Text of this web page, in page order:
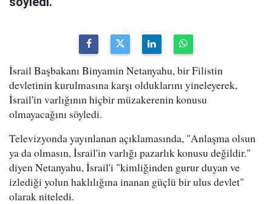
İsrail Başbakanı Binyamin Netanyahu, bir Filistin
devletinin kurulmasına karşı olduklarını yineleyerek,
İsrail'in varlığının hiçbir müzakerenin konusu
olmayacağını söyledi.
Televizyonda yayınlanan açıklamasında, "Anlaşma olsun
ya da olmasın, İsrail'in varlığı pazarlık konusu değildir."
diyen Netanyahu, İsrail'i "kimliğinden gurur duyan ve
izlediği yolun haklılığına inanan güçlü bir ulus devlet"
olarak niteledi.